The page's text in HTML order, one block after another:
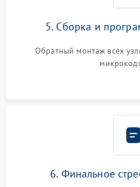
5. Сборка и
Обратный монтаж всех
6. Финальное